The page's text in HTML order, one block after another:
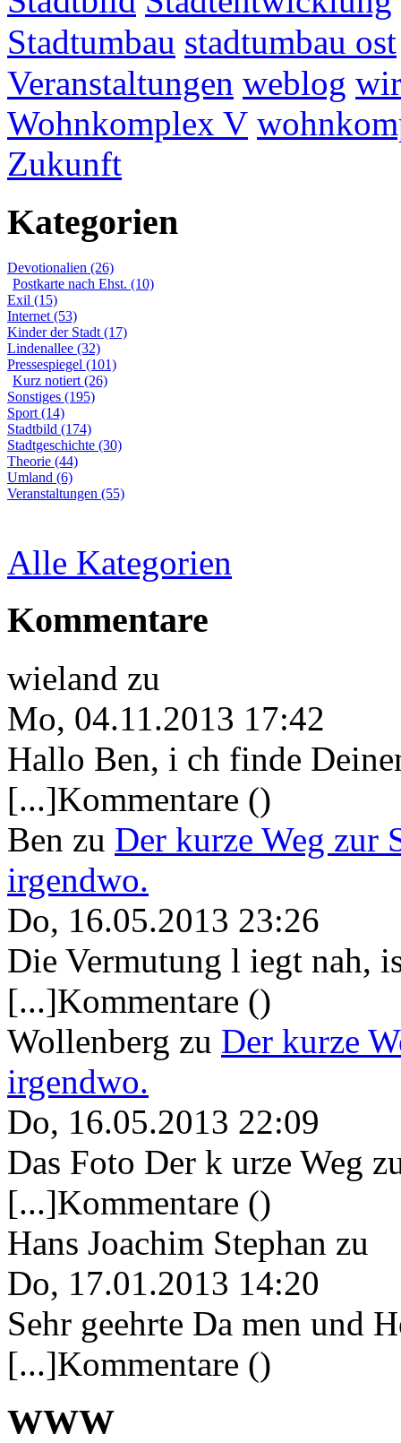
Stadtumbau stadtumbau ost
Veranstaltungen weblog
Wohnkomplex V
Zukunft
Kategorien
Devotionalien (26)
Postkarte nach Ehst. (10)
Exil (15)
Internet (53)
Kinder der Stadt (17)
Lindenallee (32)
Pressespiegel (101)
Kurz notiert (26)
Sonstiges (195)
Sport (14)
Stadtbild (174)
Stadtgeschichte (30)
Theorie (44)
Umland (6)
Veranstaltungen (55)
Alle Kategorien
Kommentare
wieland zu
Mo, 04.11.2013 17:42
Hallo Ben, i ch finde
[...]Kommentare ()
Ben zu Der kurze Weg zur
irgendwo.
Do, 16.05.2013 23:26
Die Vermutung l iegt nah,
[...]Kommentare ()
Wollenberg zu Der kurze
irgendwo.
Do, 16.05.2013 22:09
Das Foto Der k urze Weg
[...]Kommentare ()
Hans Joachim Stephan zu
Do, 17.01.2013 14:20
Sehr geehrte Da men und
[...]Kommentare ()
WWW